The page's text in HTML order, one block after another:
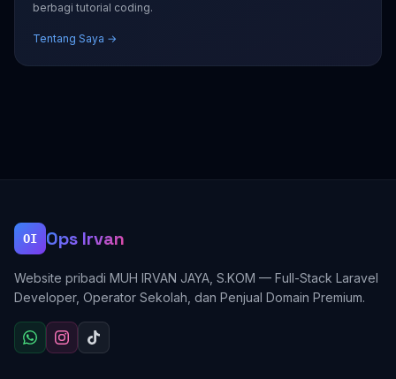
berbagi tutorial coding.
Tentang Saya →
OI Ops Irvan
Website pribadi MUH IRVAN JAYA, S.KOM — Full-Stack Laravel
Developer, Operator Sekolah, dan Penjual Domain Premium.